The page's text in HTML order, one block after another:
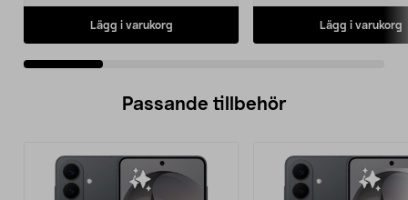
Lägg i varukorg Lägg i varukorg
Passande tillbehör